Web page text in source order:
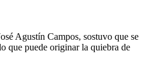
Agustín Campos, sostuvo que se
que puede originar la quiebra de